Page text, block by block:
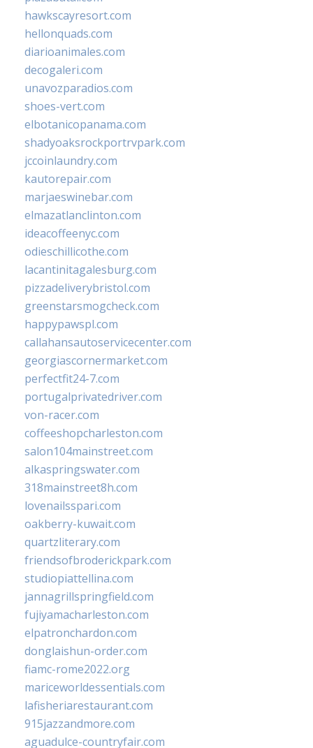
hawkscayresort.com
hellonquads.com
diarioanimales.com
decogaleri.com
unavozparadios.com
shoes-vert.com
elbotanicopanama.com
shadyoaksrockportrvpark.com
jccoinlaundry.com
kautorepair.com
marjaeswinebar.com
elmazatlanclinton.com
ideacoffeenyc.com
odieschillicothe.com
lacantinitagalesburg.com
pizzadeliverybristol.com
greenstarsmogcheck.com
happypawspl.com
callahansautoservicecenter.com
georgiascornermarket.com
perfectfit24-7.com
portugalprivatedriver.com
von-racer.com
coffeeshopcharleston.com
salon104mainstreet.com
alkaspringswater.com
318mainstreet8h.com
lovenailsspari.com
oakberry-kuwait.com
quartzliterary.com
friendsofbroderickpark.com
studiopiattellina.com
jannagrillspringfield.com
fujiyamacharleston.com
elpatronchardon.com
donglaishun-order.com
fiamc-rome2022.org
mariceworldessentials.com
lafisheriarestaurant.com
915jazzandmore.com
aguadulce-countryfair.com